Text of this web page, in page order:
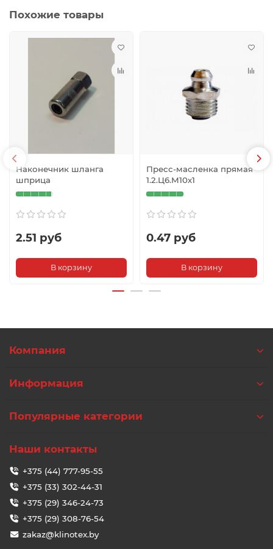
Похожие товары
Наконечник шланга
шприца
2.51 руб
В корзину
Пресс-масленка прямая
1.2.Ц6.М10х1
0.47 руб
В корзину
Компания
Информация
Популярные категории
Наши контакты
+375 (44) 777-95-55
+375 (33) 302-44-31
+375 (29) 346-24-73
+375 (29) 308-76-54
zakaz@klinotex.by